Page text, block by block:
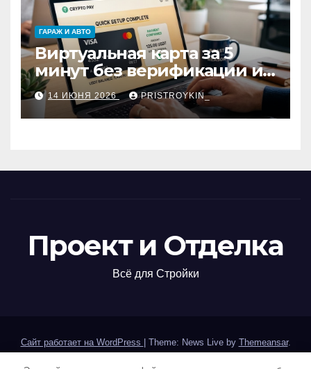
ГАРАЖ И АВТО
Виртуальная карта за 5
минут без верификации и
участия банков с
пополнением в USDT:
обзор вариантов
14 ИЮНЯ 2026 PRISTROYKIN_
Проект и Отделка
Всё для Стройки
Сайт работает на WordPress Theme: News Live by Themeansar.